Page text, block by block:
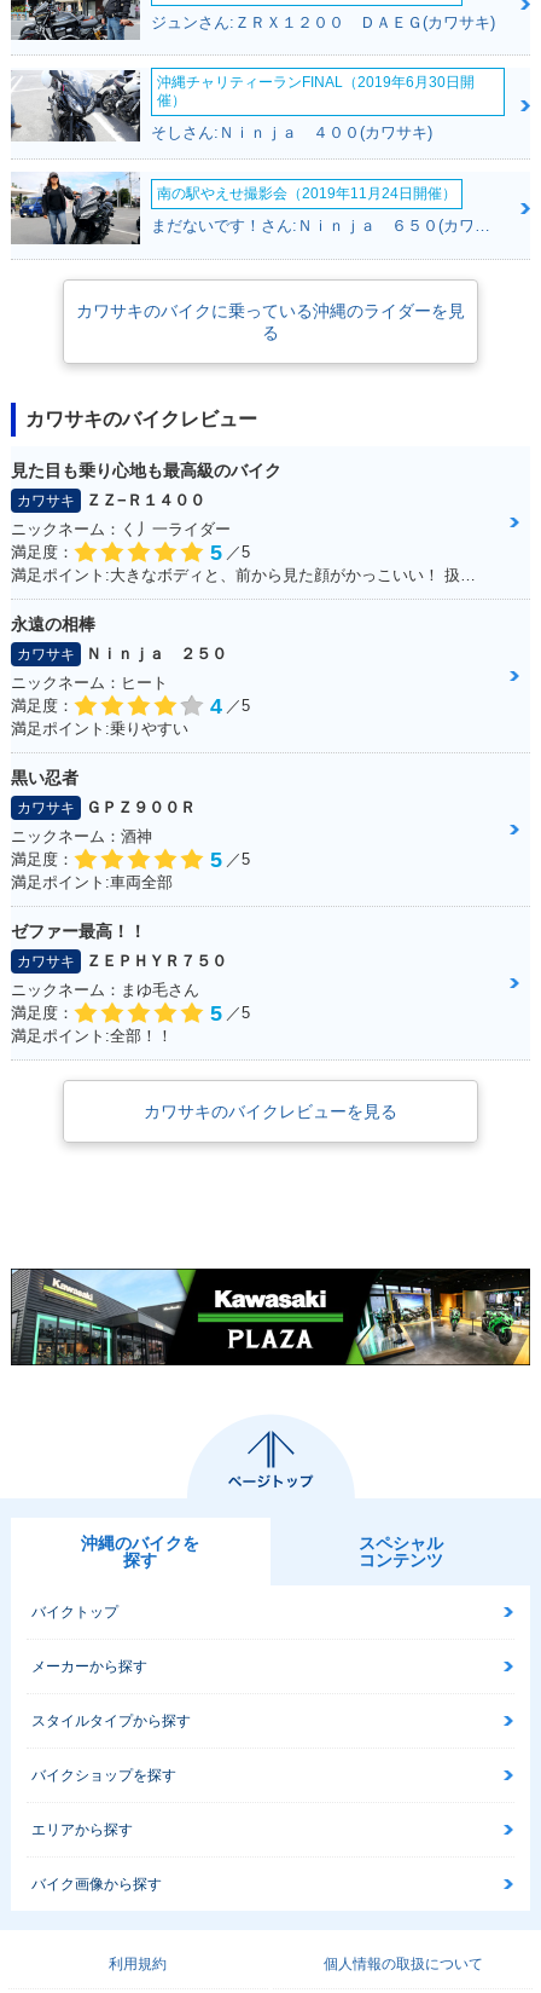
ジュンさん:ＺＲＸ１２００ ＤＡＥＧ(カワサキ)
沖縄チャリティーランFINAL（2019年6月30日開
催）
そしさん:Ｎｉｎｊａ ４００(カワサキ)
南の駅やえせ撮影会（2019年11月24日開催）
カワサキのバイクに乗っている沖縄のライダーを見
る
カワサキのバイクレビュー
見た目も乗り心地も最高級のバイク
カワサキ
ＺＺ−Ｒ１４００
ニックネーム：く丿一ライダー
満足度：
5 ／5
永遠の相棒
カワサキ
Ｎｉｎｊａ ２５０
ニックネーム：ヒート
満足度：
4 ／5
満足ポイント:乗りやすい
黒い忍者
カワサキ
ＧＰＺ９００Ｒ
ニックネーム：酒神
満足度：
5 ／5
満足ポイント:車両全部
ゼファー最高！！
カワサキ
ＺＥＰＨＹＲ７５０
ニックネーム：まゆ毛さん
満足度：
5 ／5
満足ポイント:全部！！
カワサキのバイクレビューを見る
沖縄のバイクを
探す
スペシャル
コンテンツ
バイクトップ
メーカーから探す
スタイルタイプから探す
バイクショップを探す
エリアから探す
バイク画像から探す
利用規約 個人情報の取扱について